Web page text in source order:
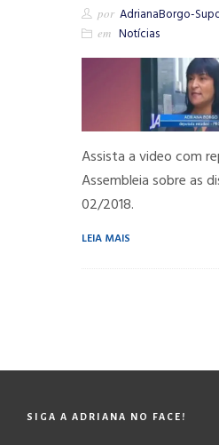
por AdrianaBorgo-
em Notícias
Assista a video com
Assembleia sobre as
02/2018.
LEIA MAIS
SIGA A ADRIANA NO FACE!